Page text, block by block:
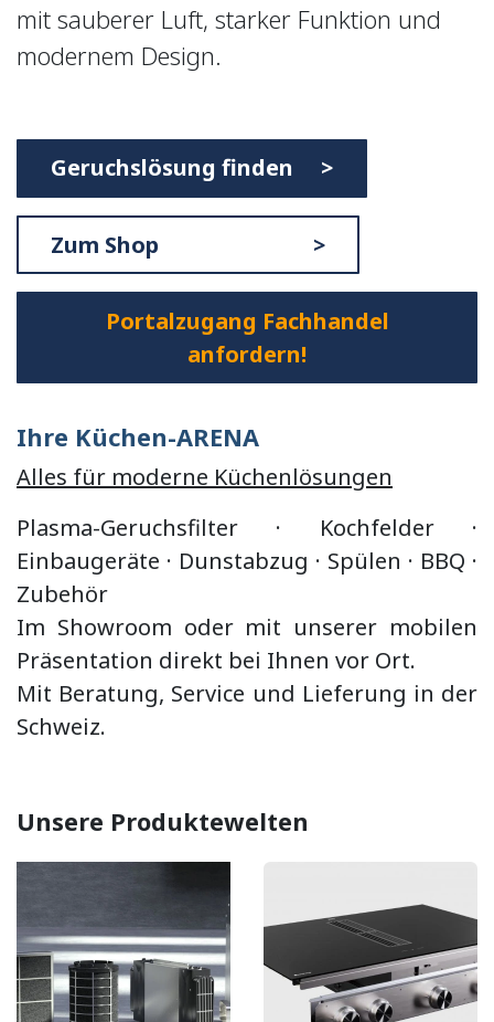
mit sauberer Luft, starker Funktion und
modernem Design.
Geruchslösung finden >
Zum Shop >
Portalzugang Fachhandel
anfordern!
Ihre Küchen-ARENA
Alles für moderne Küchenlösungen
Plasma-Geruchsfilter · Kochfelder ·
Einbaugeräte · Dunstabzug · Spülen · BBQ ·
Zubehör
Im Showroom oder mit unserer mobilen
Präsentation direkt bei Ihnen vor Ort.
Mit Beratung, Service und Lieferung in der
Schweiz.
Unsere Produktewelten